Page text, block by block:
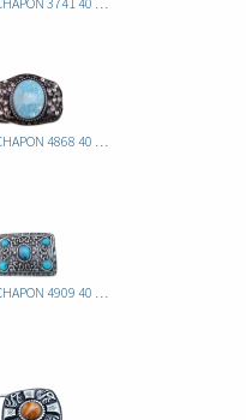
HEBILLA CHAPON 4868 40 ITA
HEBILLA CHAPON 4909 40 ITA